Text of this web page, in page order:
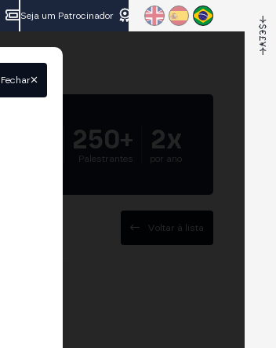
Seja um Patrocinador
250+
Palestrantes
2x
por ano
Voltar à lista
Fechar